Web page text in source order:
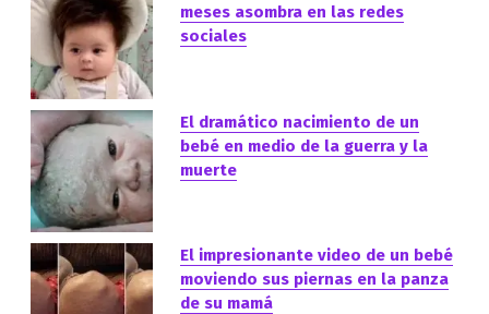
meses asombra en las redes
sociales
El dramático nacimiento de un
bebé en medio de la guerra y la
muerte
El impresionante video de un bebé
moviendo sus piernas en la panza
de su mamá